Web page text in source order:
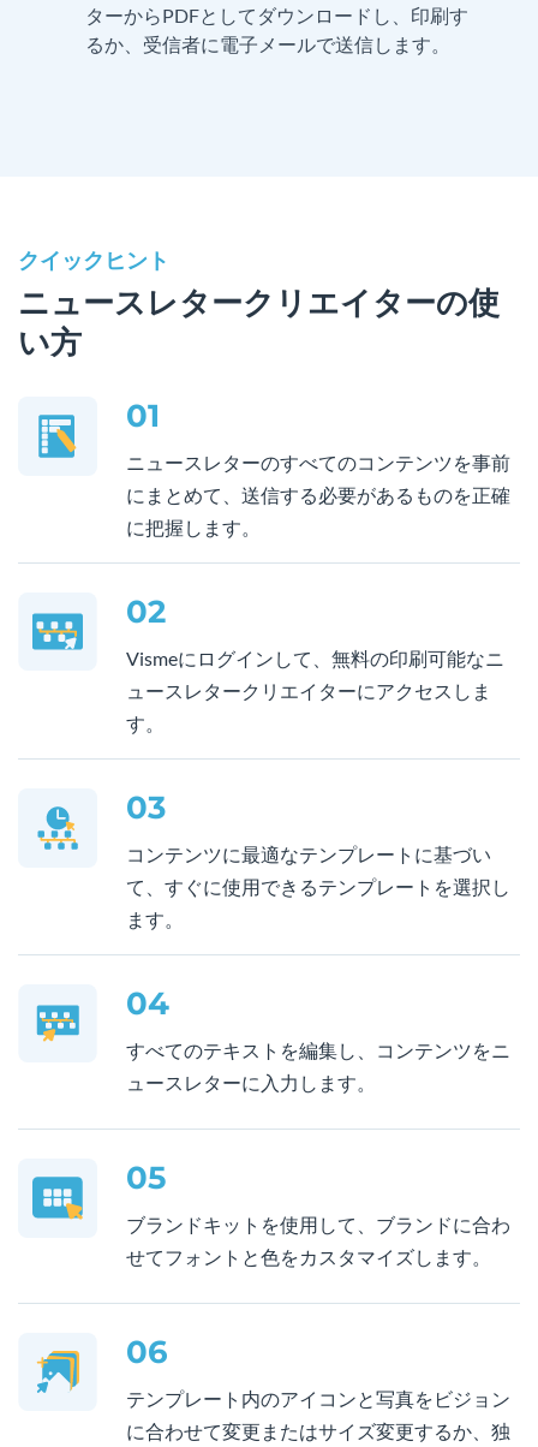
ターからPDFとしてダウンロードし、印刷す
るか、受信者に電子メールで送信します。
クイックヒント
ニュースレタークリエイターの使
い方
01
ニュースレターのすべてのコンテンツを事前
にまとめて、送信する必要があるものを正確
に把握します。
02
Vismeにログインして、無料の印刷可能なニ
ュースレタークリエイターにアクセスしま
す。
03
コンテンツに最適なテンプレートに基づい
て、すぐに使用できるテンプレートを選択し
ます。
04
すべてのテキストを編集し、コンテンツをニ
ュースレターに入力します。
05
ブランドキットを使用して、ブランドに合わ
せてフォントと色をカスタマイズします。
06
テンプレート内のアイコンと写真をビジョン
に合わせて変更またはサイズ変更するか、独